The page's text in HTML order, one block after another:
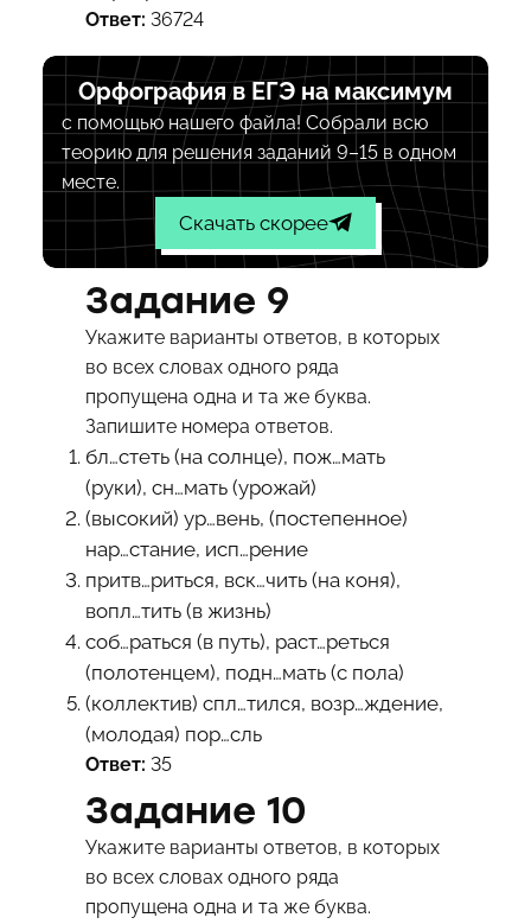
Ответ: 36724
Орфография в ЕГЭ на максимум
с помощью нашего файла! Собрали всю
теорию для решения заданий 9–15 в одном
месте.
Скачать скорее
Задание 9
Укажите варианты ответов, в которых
во всех словах одного ряда
пропущена одна и та же буква.
Запишите номера ответов.
бл…стеть (на солнце), пож…мать
(руки), сн…мать (урожай)
(высокий) ур…вень, (постепенное)
нар…стание, исп…рение
притв…риться, вск…чить (на коня),
вопл…тить (в жизнь)
соб…раться (в путь), раст…реться
(полотенцем), подн…мать (с пола)
(коллектив) спл…тился, возр…ждение,
(молодая) пор…сль
Ответ: 35
Задание 10
Укажите варианты ответов, в которых
во всех словах одного ряда
пропущена одна и та же буква.